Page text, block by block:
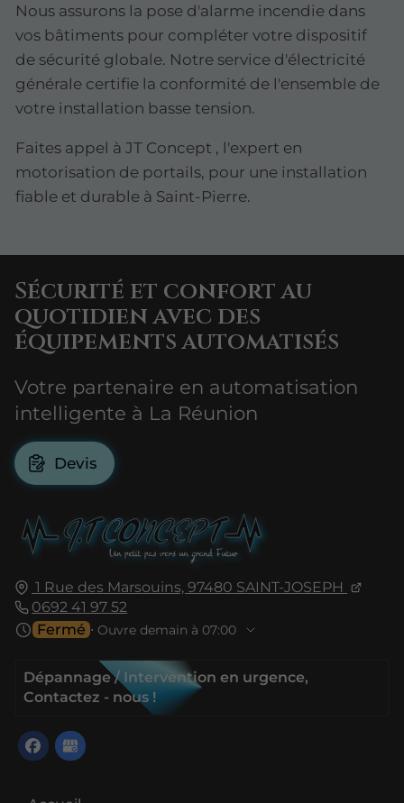
Nous assurons la pose d'alarme incendie dans
vos bâtiments pour compléter votre dispositif
de sécurité globale. Notre service d'électricité
générale certifie la conformité de l'ensemble de
votre installation basse tension.
Faites appel à JT Concept , l'expert en
motorisation de portails, pour une installation
fiable et durable à Saint-Pierre.
1 Rue des Marsouins,97480 SAINT-JOSEPH
0692 41 97 52
Fermé ⋅ Ouvre demain à 07:00
Dépannage / Intervention en urgence,
Contactez - nous !
Sécurité et confort au
quotidien avec des
équipements automatisés
Votre partenaire en automatisation
intelligente à La Réunion
Devis